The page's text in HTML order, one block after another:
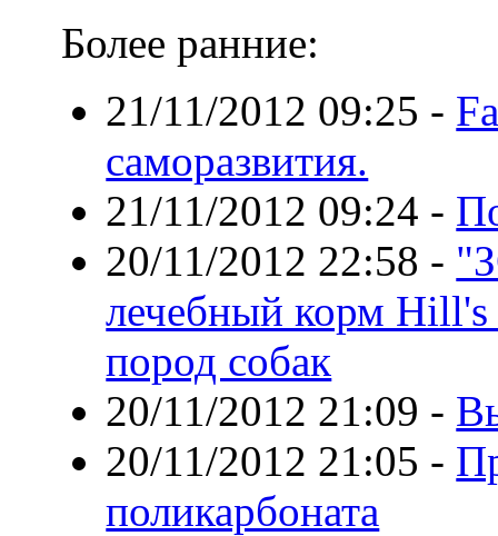
Более ранние:
21/11/2012 09:25 -
саморазвития.
21/11/2012 09:24 -
20/11/2012 22:58 -
лечебный корм
пород собак
20/11/2012 21:09 -
20/11/2012 21:05 -
поликарбоната